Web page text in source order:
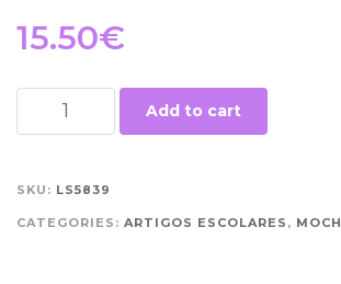
15.50€
Add to cart
SKU: LS5839
CATEGORIES: ARTIGOS ESCOLARES ,